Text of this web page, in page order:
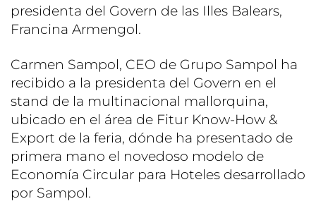
presidenta del Govern de las Illes Balears,
Francina Armengol.
Carmen Sampol, CEO de Grupo Sampol ha
recibido a la presidenta del Govern en el
stand de la multinacional mallorquina,
ubicado en el área de Fitur Know-How &
Export de la feria, dónde ha presentado de
primera mano el novedoso modelo de
Economía Circular para Hoteles desarrollado
por Sampol.